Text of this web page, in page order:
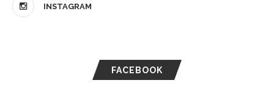
INSTAGRAM
FACEBOOK